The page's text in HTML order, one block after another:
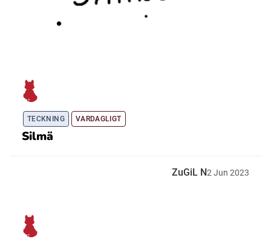
TECKNING VARDAGLIGT
Silmä
ZuGiL N2 Jun 2023